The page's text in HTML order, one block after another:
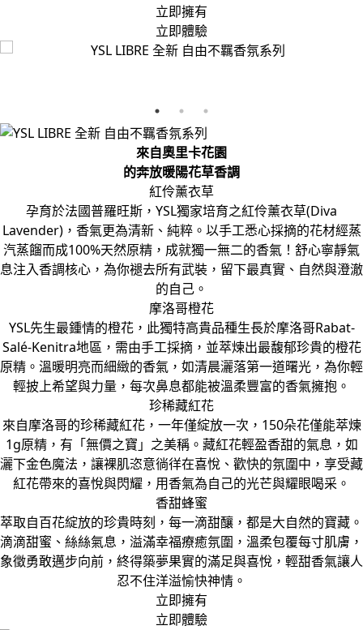
立即擁有
立即體驗
來自奧里卡花園
的奔放暖陽花草香調
紅伶薰衣草
孕育於法國普羅旺斯，YSL獨家培育之紅伶薰衣草(Diva
Lavender)，香氣更為清新、純粹。以手工悉心採摘的花材經蒸
汽蒸餾而成100%天然原精，成就獨一無二的香氣！舒心寧靜氣
息注入香調核心，為你褪去所有武裝，留下最真實、自然與澄澈
的自己。
摩洛哥橙花
YSL先生最鍾情的橙花，此獨特高貴品種生長於摩洛哥Rabat-
Salé-Kenitra地區，需由手工採摘，並萃煉出最馥郁珍貴的橙花
原精。溫暖明亮而細緻的香氣，如清晨灑落第一道曙光，為你輕
輕披上希望與力量，每次鼻息都能被溫柔豐富的香氣擁抱。
珍稀藏紅花
來自摩洛哥的珍稀藏紅花，一年僅綻放一次，150朵花僅能萃煉
1g原精，有「無價之寶」之美稱。藏紅花輕盈香甜的氣息，如
灑下金色魔法，讓裸肌恣意徜徉在喜悅、歡快的氛圍中，享受藏
紅花帶來的喜悅與閃耀，用香氣為自己的光芒與耀眼喝采。
香甜蜂蜜
萃取自百花綻放的珍貴時刻，每一滴甜釀，都是大自然的寶藏。
滴滴甜蜜、絲絲氣息，溢滿幸福療癒氛圍，溫柔包覆每寸肌膚，
象徵勇敢邁步向前，終得築夢果實的滿足與喜悅，輕甜香氣讓人
忍不住洋溢愉快神情。
立即擁有
立即體驗